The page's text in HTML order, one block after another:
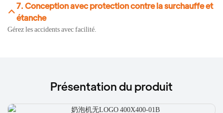
7. Conception avec protection contre la surchauffe et
étanche
Gérez les accidents avec facilité.
Présentation du produit